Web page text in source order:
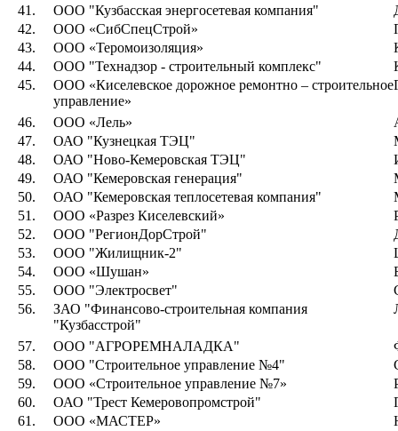
41.
ООО "Кузбасская энергосетевая компания"
42.
ООО «СибСпецСтрой»
43.
ООО «Теромоизоляция»
44.
ООО "Технадзор - строительный комплекс"
45.
ООО «Киселевское дорожное ремонтно – строительное
управление»
46. ООО «Лель»
47.
ОАО "Кузнецкая ТЭЦ"
48.
ОАО "Ново-Кемеровская ТЭЦ"
49.
ОАО "Кемеровская генерация"
50.
ОАО "Кемеровская теплосетевая компания"
51.
ООО «Разрез Киселевский»
52.
ООО "РегионДорСтрой"
53.
ООО "Жилищник-2"
54.
ООО «Шушан»
55.
ООО "Электросвет"
56.
ЗАО "Финансово-строительная компания
"Кузбасстрой"
57. ООО "АГРОРЕМНАЛАДКА"
58.
ООО "Строительное управление №4"
59.
ООО «Строительное управление №7»
60.
ОАО "Трест Кемеровопромстрой"
61.
ООО «МАСТЕР»